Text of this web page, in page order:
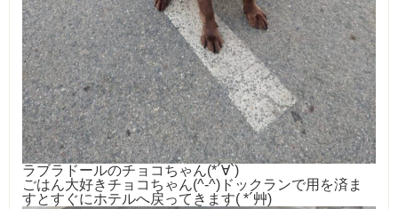
ラブラドールのチョコちゃん(*´∀`)
ごはん大好きチョコちゃん(^-^)ドックランで用を済ま
すとすぐにホテルへ戻ってきます( *´艸)